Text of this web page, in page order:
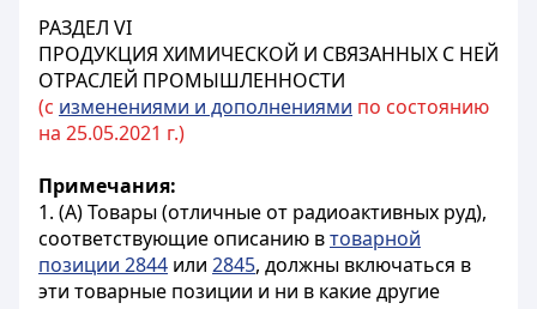
РАЗДЕЛ VI
ПРОДУКЦИЯ ХИМИЧЕСКОЙ И СВЯЗАННЫХ С НЕЙ
ОТРАСЛЕЙ ПРОМЫШЛЕННОСТИ
(с изменениями и дополнениями по состоянию
на 25.05.2021 г.)
Примечания:
1. (А) Товары (отличные от радиоактивных руд),
соответствующие описанию втоварной
позиции 2844 или 2845, должны включаться в
эти товарные позиции и ни в какие другие